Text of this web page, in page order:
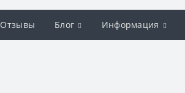
Отзывы Блог Информация